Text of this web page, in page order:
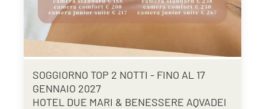
SOGGIORNO TOP 2 NOTTI - FINO AL 17
GENNAIO 2027
HOTEL DUE MARI & BENESSERE AQVADEI